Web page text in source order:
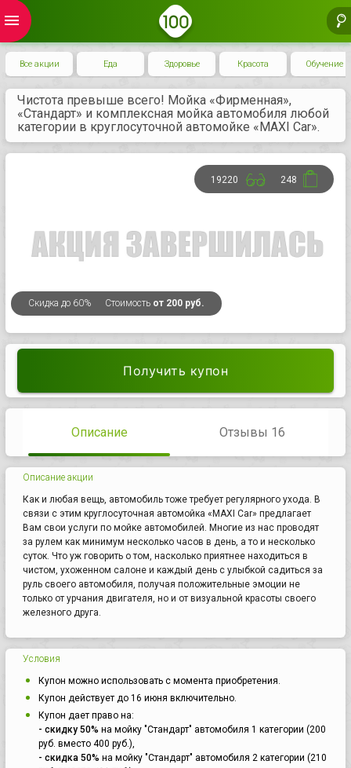
menu
Все акции Еда Здоровье Красота Обучение
Чистота превыше всего! Мойка «Фирменная»,
«Стандарт» и комплексная мойка автомобиля любой
категории в круглосуточной автомойке «MAXI Car».
Скидка до 60% Стоимость от 200 руб.
19220 248
Получить купон
Описание Отзывы 16
Описание акции
Как и любая вещь, автомобиль тоже требует регулярного ухода. В
связи с этим круглосуточная автомойка «MAXI Car» предлагает
Вам свои услуги по мойке автомобилей. Многие из нас проводят
за рулем как минимум несколько часов в день, а то и несколько
суток. Что уж говорить о том, насколько приятнее находиться в
чистом, ухоженном салоне и каждый день с улыбкой садиться за
руль своего автомобиля, получая положительные эмоции не
только от урчания двигателя, но и от визуальной красоты своего
железного друга.
Условия
Купон можно использовать с момента приобретения.
Купон действует до 16 июня включительно.
Купон дает право на:
- скидку 50% на мойку "Стандарт" автомобиля 1 категории (200
руб. вместо 400 руб.),
- скидка 50% на мойку "Стандарт" автомобиля 2 категории (210